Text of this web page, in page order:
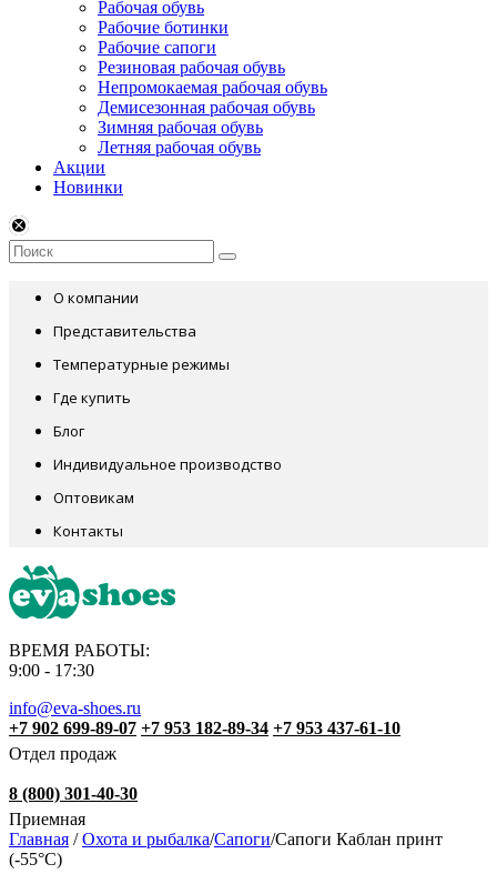
Рабочая обувь
Рабочие ботинки
Рабочие сапоги
Резиновая рабочая обувь
Непромокаемая рабочая обувь
Демисезонная рабочая обувь
Зимняя рабочая обувь
Летняя рабочая обувь
Акции
Новинки
О компании
Представительства
Температурные режимы
Где купить
Блог
Индивидуальное производство
Оптовикам
Контакты
ВРЕМЯ РАБОТЫ:
9:00 - 17:30
info@eva-shoes.ru
+7 902 699-89-07 +7 953 182-89-34 +7 953 437-61-10
Отдел продаж
8 (800) 301-40-30
Приемная
Главная / Охота и рыбалка/Сапоги/Сапоги Каблан принт
(-55°С)